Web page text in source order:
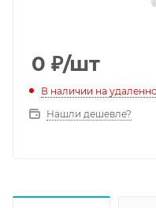
0 ₽/шт
В наличии на
Нашли дешевле?